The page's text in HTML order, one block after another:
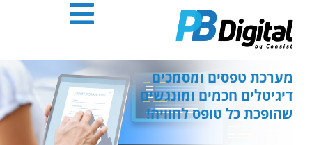
אנטר
מערכת טפסים ומסמכים
דיגיטלים חכמים ומונגשים
שהופכת כל טופס לחוויה!